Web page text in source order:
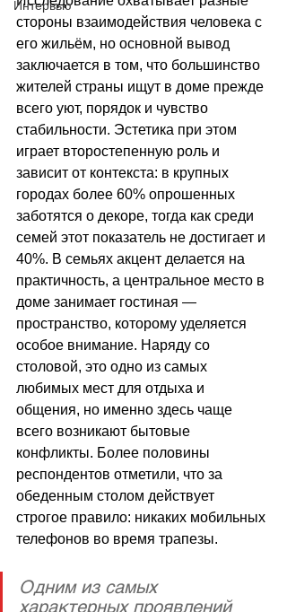
Интервью
стороны взаимодействия человека с
его жильём, но основной вывод
заключается в том, что большинство
жителей страны ищут в доме прежде
всего уют, порядок и чувство
стабильности. Эстетика при этом
играет второстепенную роль и
зависит от контекста: в крупных
городах более 60% опрошенных
заботятся о декоре, тогда как среди
семей этот показатель не достигает и
40%. В семьях акцент делается на
практичность, а центральное место в
доме занимает гостиная —
пространство, которому уделяется
особое внимание. Наряду со
столовой, это одно из самых
любимых мест для отдыха и
общения, но именно здесь чаще
всего возникают бытовые
конфликты. Более половины
респондентов отметили, что за
обеденным столом действует
строгое правило: никаких мобильных
телефонов во время трапезы.
Одним из самых
характерных проявлений